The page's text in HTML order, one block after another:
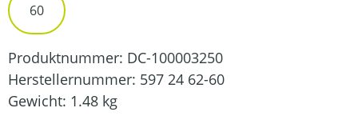
60
Produktnummer: DC-100003250
Herstellernummer: 597 24 62-60
Gewicht: 1.48 kg